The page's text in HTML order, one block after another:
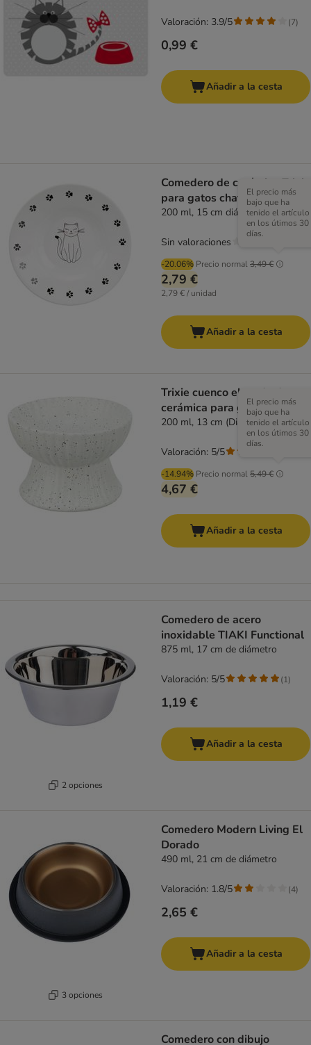
0,99 €
Valoración: 3.9/5 (7)
Añadir a la cesta
Comedero de cerámica Trixie
para gatos chatos
200 ml, 15 cm diám.
-20.06% Precio normal3,49 €
El precio más
bajo que ha
tenido el artículo
en los útimos 30
días.
2,79 €
2,79 € / unidad
Sin valoraciones
Añadir a la cesta
Trixie cuenco elevado de
cerámica para gatos
200 ml, 13 cm (Diám)
-14.94% Precio normal5,49 €
El precio más
bajo que ha
tenido el artículo
en los útimos 30
días.
4,67 €
Valoración: 5/5
Añadir a la cesta
2 opciones
Comedero de acero
inoxidable TIAKI Functional
875 ml, 17 cm de diámetro
1,19 €
Valoración: 5/5 (1)
Añadir a la cesta
3 opciones
Comedero Modern Living El
Dorado
490 ml, 21 cm de diámetro
2,65 €
Valoración: 1.8/5 (4)
Añadir a la cesta
Comedero con dibujo